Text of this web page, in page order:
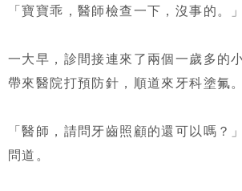
「寶寶乖，醫師檢查一下，沒事的。」
一大早，診間接連來了兩個一歲多的
帶來醫院打預防針，順道來牙科塗氟。
「醫師，請問牙齒照顧的還可以嗎？
問道。